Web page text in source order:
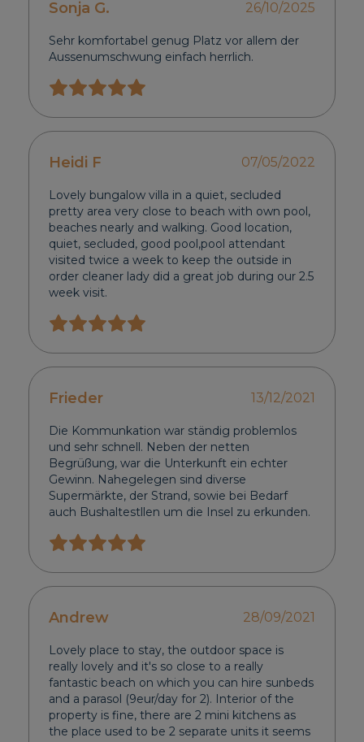
Sonja G. 26/10/2025
Sehr komfortabel genug Platz vor allem der
Aussenumschwung einfach herrlich.
Heidi F 07/05/2022
Lovely bungalow villa in a quiet, secluded
pretty area very close to beach with own pool,
beaches nearly and walking. Good location,
quiet, secluded, good pool,pool attendant
visited twice a week to keep the outside in
order cleaner lady did a great job during our 2.5
week visit.
Frieder 13/12/2021
Die Kommunkation war ständig problemlos
und sehr schnell. Neben der netten
Begrüßung, war die Unterkunft ein echter
Gewinn. Nahegelegen sind diverse
Supermärkte, der Strand, sowie bei Bedarf
auch Bushaltestllen um die Insel zu erkunden.
Andrew 28/09/2021
Lovely place to stay, the outdoor space is
really lovely and it's so close to a really
fantastic beach on which you can hire sunbeds
and a parasol (9eur/day for 2). Interior of the
property is fine, there are 2 mini kitchens as
the place used to be 2 separate units it seems